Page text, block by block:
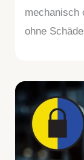
mechanisch
ohne